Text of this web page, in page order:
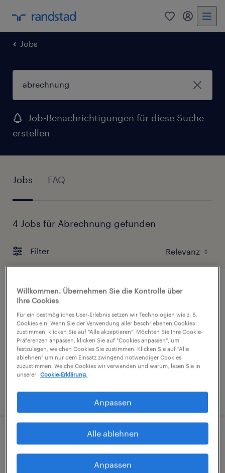
0 Mein
Jobs
Job-Benachrichtigungen für diese Suche
erstellen
Jobs FAQ
4 Jobs für Abrechnung gefunden
Filter
B2B Sales & Operations (m/w/d)
Wien, Wien
Festanstellung
€3,300 - €3,600 pro monat
veröffentlicht am 3. August 2026
Assistenz für die Bereichsleitung
Konzern-Support (m/w/d)
Willkommen. Übernehmen Sie die Kontrolle über
Ihre Cookies
Für ein bestmögliches User-Erlebnis setzen wir Technologien wie z. B.
Cookies ein. Wenn Sie der Verwendung aller beschriebenen Cookies
zustimmen, klicken Sie auf "Alle akzeptieren". Möchten Sie Ihre Cookie-
Präferenzen anpassen, klicken Sie auf "Cookies anpassen", um
festzulegen, welchen Cookies Sie zustimmen. Klicken Sie auf "Alle
ablehnen" um nur dem Einsatz zwingend notwendiger Cookies
zuzustimmen. Welche Cookies wir verwenden und warum, lesen Sie in
unserer
Cookie-Erklärung.
Anpassen
Alle ablehnen
Anpassen